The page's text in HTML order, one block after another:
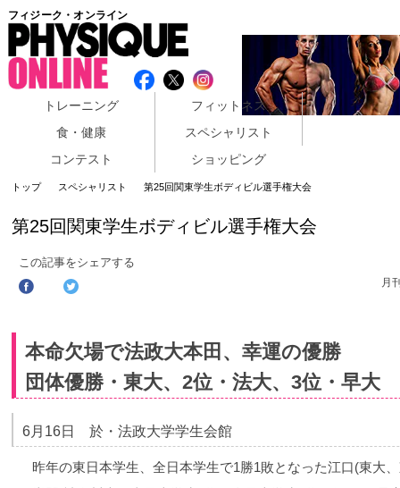
フィジーク・オンライン
トレーニング
フィットネス
食・健康
スペシャリスト
コンテスト
ショッピング
トップ スペシャリスト 第25回関東学生ボディビル選手権大会
第25回関東学生ボディビル選手権大会
この記事をシェアする
月
本命欠場で法政大本田、幸運の優勝
団体優勝・東大、2位・法大、3位・早大
6月16日 於・法政大学学生会館
昨年の東日本学生、全日本学生で1勝1敗となった江口(東大